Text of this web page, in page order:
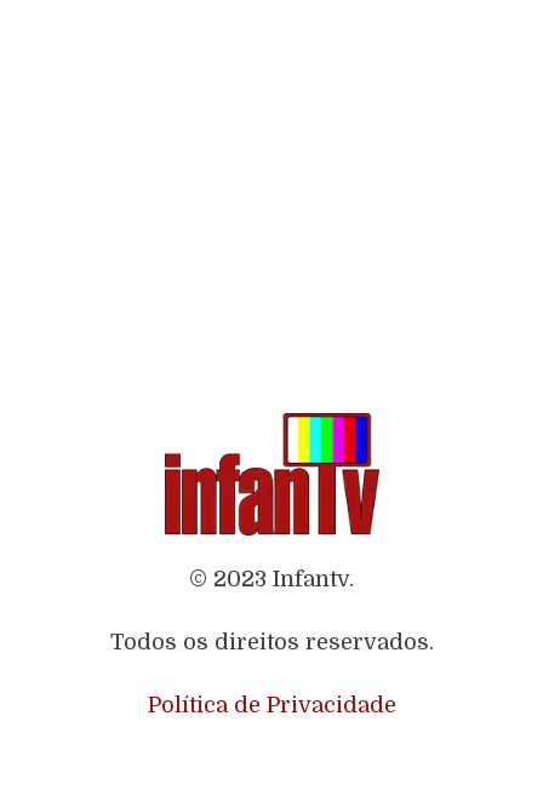
© 2023 Infantv.
Todos os direitos reservados.
Política de Privacidade